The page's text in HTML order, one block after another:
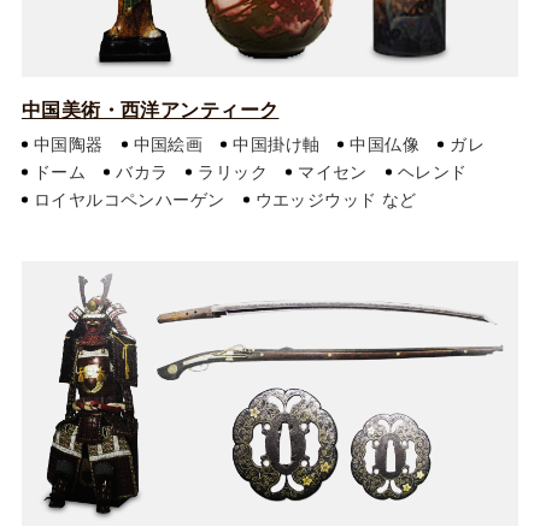
中国美術・西洋アンティーク
中国陶器 中国絵画 中国掛け軸 中国仏像
ガレ
ドーム
バカラ ラリック マイセン
ヘレンド
ロイヤルコペンハーゲン
ウエッジウッド